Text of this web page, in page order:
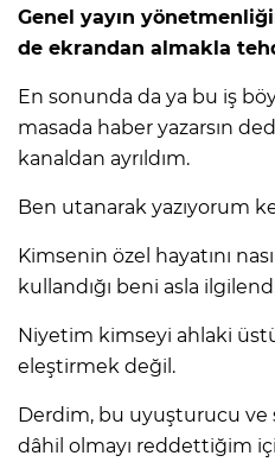
Genel yayın
de ekrandan almakla
En sonunda da ya bu iş
masada haber yazarsın
kanaldan ayrıldım.
Ben utanarak yazıyorum
Kimsenin özel hayatını
kullandığı beni asla
Niyetim kimseyi ahlaki
eleştirmek değil.
Derdim, bu uyuşturucu ve
dâhil olmayı reddettiğim